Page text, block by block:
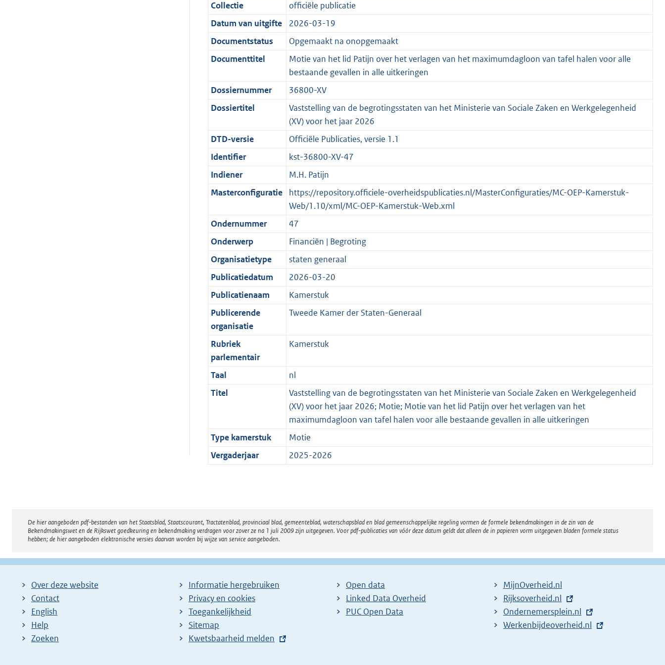
i
e
i
n
o
r
m
a
t
3
6
K
b
t
i
e
i
f
o
r
a
a
t
:
6
K
b
a
t
i
e
n
f
o
m
a
a
t
e
:
2
K
c
a
t
i
i
n
f
r
m
a
a
t
t
e
:
5
b
d
s
g
r
o
o
t
t
e
:
2
K
b
n
d
s
g
r
o
o
t
t
e
:
2
K
b
Collectie
officiële publicatie
Datum van uitgifte
2026-03-19
Documentstatus
Opgemaakt na onopgemaakt
Documenttitel
Motie van het lid Patijn over het verlagen van het maximumdagloon van tafel halen voor alle
bestaande gevallen in alle uitkeringen
Dossiernummer
36800-XV
Dossiertitel
Vaststelling van de begrotingsstaten van het Ministerie van Sociale Zaken en Werkgelegenheid
(XV) voor het jaar 2026
DTD-versie
Officiële Publicaties, versie 1.1
Identifier
kst-36800-XV-47
Indiener
M.H. Patijn
Masterconfiguratie
https://repository.officiele-overheidspublicaties.nl/MasterConfiguraties/MC-OEP-Kamerstuk-
Web/1.10/xml/MC-OEP-Kamerstuk-Web.xml
Ondernummer
47
Onderwerp
Financiën | Begroting
Organisatietype
staten generaal
Publicatiedatum
2026-03-20
Publicatienaam
Kamerstuk
Publicerende
organisatie
Tweede Kamer der Staten-Generaal
Rubriek
parlementair
Kamerstuk
Taal
nl
Titel
Vaststelling van de begrotingsstaten van het Ministerie van Sociale Zaken en Werkgelegenheid
(XV) voor het jaar 2026; Motie; Motie van het lid Patijn over het verlagen van het
maximumdagloon van tafel halen voor alle bestaande gevallen in alle uitkeringen
Type kamerstuk
Motie
Vergaderjaar
2025-2026
Disclaimer
De hier aangeboden pdf-bestanden van het Staatsblad, Staatscourant, Tractatenblad, provinciaal blad, gemeenteblad, waterschapsblad en blad gemeenschappelijke regeling vormen de formele bekendmakingen in de zin van de
Bekendmakingswet en de Rijkswet goedkeuring en bekendmaking verdragen voor zover ze na 1 juli 2009 zijn uitgegeven. Voor pdf-publicaties van vóór deze datum geldt dat alleen de in papieren vorm uitgegeven bladen formele status
hebben; de hier aangeboden elektronische versies daarvan worden bij wijze van service aangeboden.
Over deze website
Contact
English
Help
Zoeken
Informatie hergebruiken
Privacy en cookies
Toegankelijkheid
Sitemap
E
Kwetsbaarheid melden
Open data
Linked Data Overheid
PUC Open Data
MijnOverheid.nl
E
x
t
Rijksoverheid.nl
E
x
Ondernemersplein.nl
E
Werkenbijdeoverheid.nl